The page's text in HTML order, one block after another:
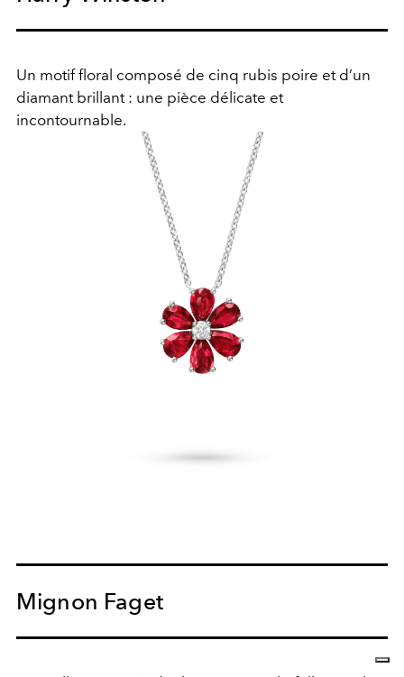
Un motif floral composé de cinq rubis poire et d’un
diamant brillant : une pièce délicate et
incontournable.
Mignon Faget